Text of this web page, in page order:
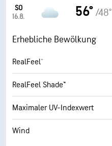
SO
16.8.
56° /48°
Erhebliche Bewölkung
RealFeel®
RealFeel Shade™
Maximaler UV-Indexwert
Wind